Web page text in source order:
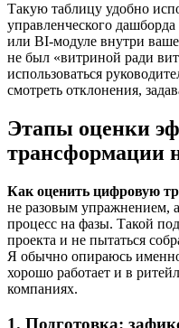
Такую таблицу удобно
управленческого
или BI-модуле внутри
не был «витриной ради
использоваться
смотреть отклонения,
Этапы оценки
трансформации
Как оценить цифровую
не разовым упражнением,
процесс на фазы. Такой
проекта и не пытаться
Я обычно опираюсь
хорошо работает и в
компаниях.
1. Подготовка: